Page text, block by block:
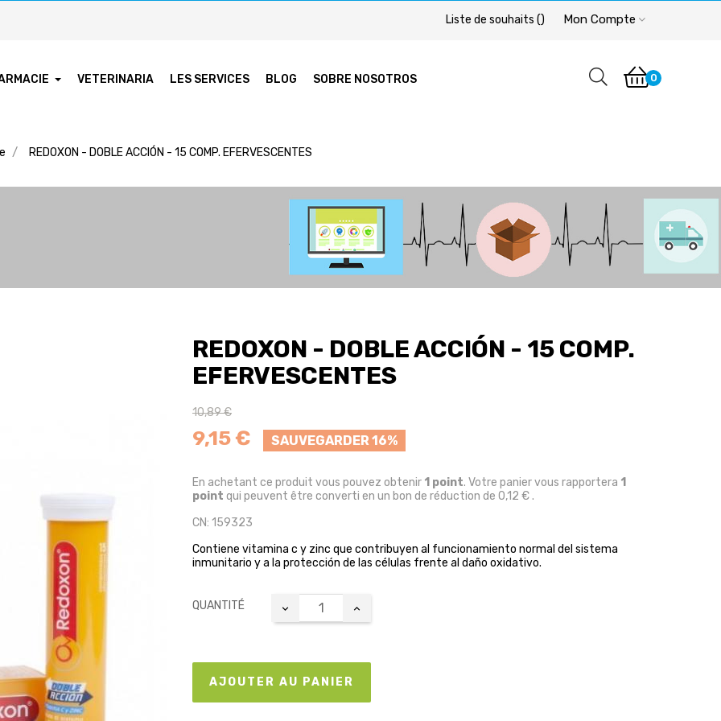
Mon Compte
Liste de souhaits ()
VETERINARIA LES SERVICES BLOG SOBRE NOSOTROS 0
REDOXON - DOBLE ACCIÓN - 15 COMP. EFERVESCENTES
REDOXON - DOBLE ACCIÓN - 15 COMP.
EFERVESCENTES
10,89 €
9,15 € SAUVEGARDER 16%
En achetant ce produit vous pouvez obtenir 1 point. Votre panier vous rapportera 1
point qui peuvent être converti en un bon de réduction de 0,12 €.
CN: 159323
Contiene vitamina c y zinc que contribuyen al funcionamiento normal del sistema
inmunitario y a la protección de las células frente al daño oxidativo.
QUANTITÉ
AJOUTER AU PANIER